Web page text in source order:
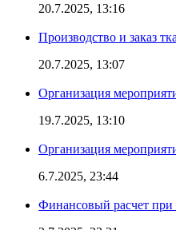
20.7.2025, 13:16
Производство и заказ
20.7.2025, 13:07
Организация
19.7.2025, 13:10
Организация
6.7.2025, 23:44
Финансовый расчет